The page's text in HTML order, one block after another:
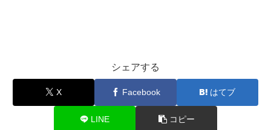
シェアする
X Facebook はてブ
LINE コピー